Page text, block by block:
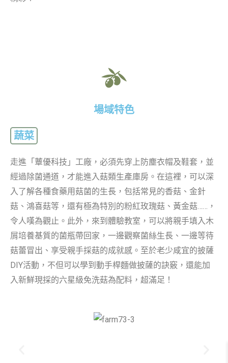
場域特色
蔬菜
走進「蕈優科技」工廠，必須先穿上防塵衣帽及鞋套，並
經過除菌通道，才能進入菇類生產庫房。在這裡，可以深
入了解各種食藥用菇菌的生長，包括常見的香菇、金針
菇、鴻喜菇等，還有極為特別的粉紅玫瑰菇、黃金菇……，
令人嘆為觀止。此外，來到體驗教室，可以將親手填入木
屑培養基質的菌瓶帶回家，一邊觀察菌絲生長、一邊等待
菇蕾冒出、享受親手採菇的成就感。至於老少咸宜的披薩
DIY活動，不但可以學到動手桿麵做披薩的訣竅，還能加
入新鮮現採的六星級免洗菇為配料，超滿足！